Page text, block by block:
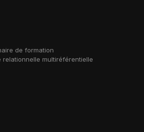
de formation
relationnelle multiréférentielle